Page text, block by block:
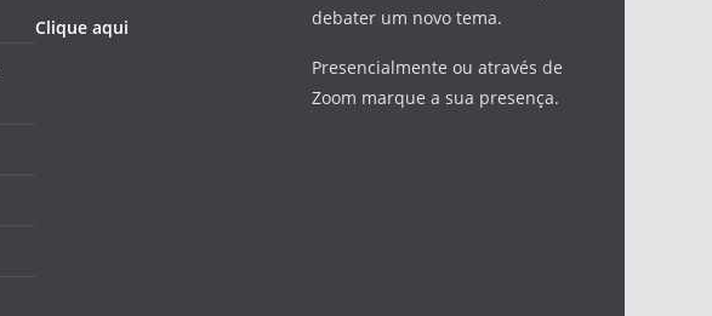
Clique aqui
debater um novo tema.
Presencialmente ou através de
Zoom marque a sua presença.